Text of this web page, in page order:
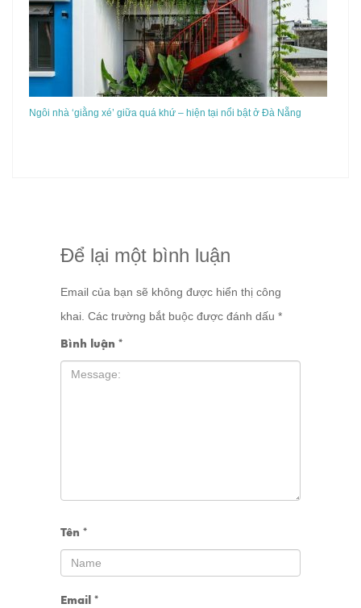
Ngôi nhà ‘giằng xé’ giữa quá khứ – hiện tại nổi bật ở Đà Nẵng
Để lại một bình luận
Email của bạn sẽ không được hiển thị công
khai. Các trường bắt buộc được đánh dấu *
Bình luận *
Tên *
Email *